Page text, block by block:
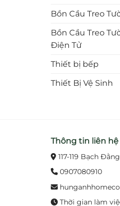
Bồn Cầu Treo
Bồn Cầu Treo
Điện Tử
Thiết bị bếp
Thiết Bị Vệ Sinh
Thông tin liên hệ
117-119 Bạch
0907080910
Thời gian làm